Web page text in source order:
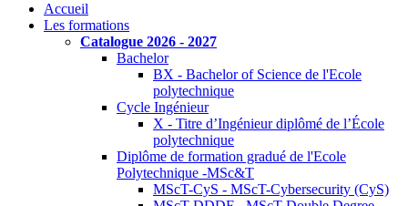
Accueil
Les formations
Catalogue 2026 - 2027
Bachelor
BX - Bachelor of Science de l'Ecole
polytechnique
Cycle Ingénieur
X - Titre d’Ingénieur diplômé de l’École
polytechnique
Diplôme de formation gradué de l'Ecole
Polytechnique -MSc&T
MScT-CyS - MScT-Cybersecurity (CyS)